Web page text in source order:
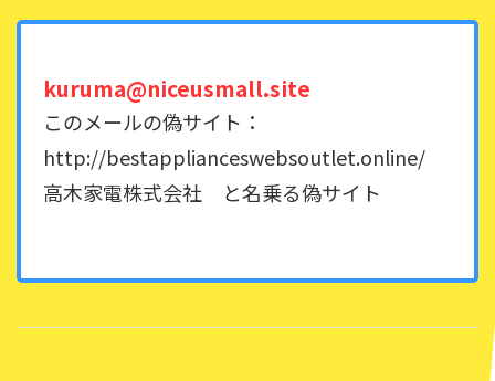
kuruma@niceusmall.site
このメールの偽サイト：
http://bestapplianceswebsoutlet.online/
高木家電株式会社 と名乗る偽サイト